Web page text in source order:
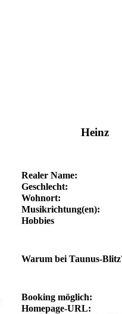
Heinz
Realer Name:
Geschlecht:
Wohnort:
Musikrichtung(en):
Hobbies
Warum bei Taunus-
Booking möglich:
Homepage-URL: